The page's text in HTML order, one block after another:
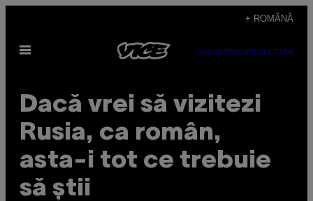
content
+ ROMÂNĂ
Open
SUBSCRIBENEWSLETTER
Dacă vrei să vizitezi
Rusia, ca român,
asta-i tot ce trebuie
să știi